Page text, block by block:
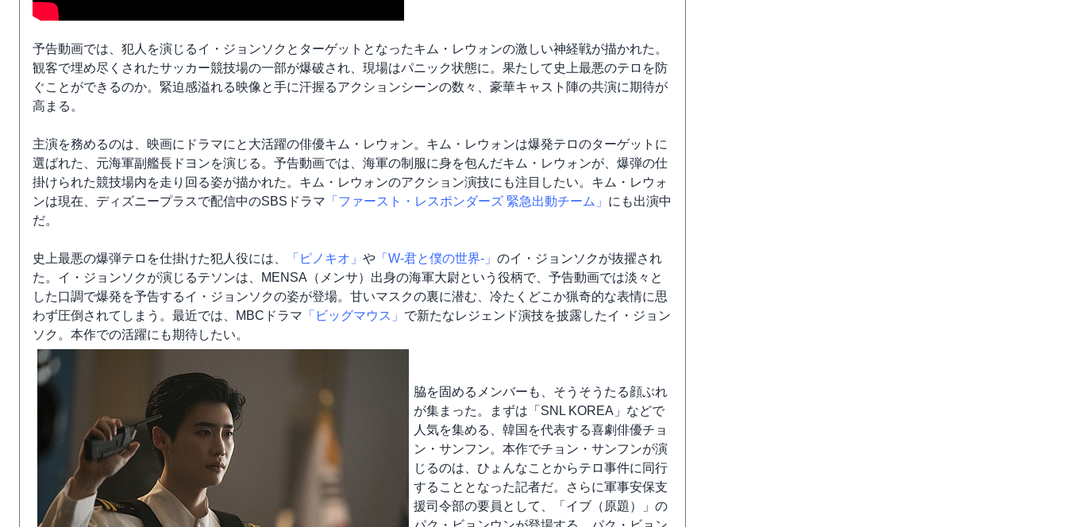
予告動画では、犯人を演じるイ・ジョンソクとターゲットとなったキム・レウォンの激しい神経戦が描かれた。
観客で埋め尽くされたサッカー競技場の一部が爆破され、現場はパニック状態に。果たして史上最悪のテロを防
ぐことができるのか。緊迫感溢れる映像と手に汗握るアクションシーンの数々、豪華キャスト陣の共演に期待が
高まる。
主演を務めるのは、映画にドラマにと大活躍の俳優キム・レウォン。キム・レウォンは爆発テロのターゲットに
選ばれた、元海軍副艦長ドヨンを演じる。予告動画では、海軍の制服に身を包んだキム・レウォンが、爆弾の仕
掛けられた競技場内を走り回る姿が描かれた。キム・レウォンのアクション演技にも注目したい。キム・レウォ
ンは現在、ディズニープラスで配信中のSBSドラマ 「ファースト・レスポンダーズ 緊急出動チーム」 にも出演中
だ。
史上最悪の爆弾テロを仕掛けた犯人役には、 「ピノキオ」 や 「W-君と僕の世界-」 のイ・ジョンソクが抜擢され
た。イ・ジョンソクが演じるテソンは、MENSA（メンサ）出身の海軍大尉という役柄で、予告動画では淡々と
した口調で爆発を予告するイ・ジョンソクの姿が登場。甘いマスクの裏に潜む、冷たくどこか猟奇的な表情に思
わず圧倒されてしまう。最近では、MBCドラマ 「ビッグマウス」 で新たなレジェンド演技を披露したイ・ジョン
ソク。本作での活躍にも期待したい。
脇を固めるメンバーも、そうそうたる顔ぶれ
が集まった。まずは「SNL KOREA」などで
人気を集める、韓国を代表する喜劇俳優チョ
ン・サンフン。本作でチョン・サンフンが演
じるのは、ひょんなことからテロ事件に同行
することとなった記者だ。さらに軍事安保支
援司令部の要員として、「イブ（原題）」の